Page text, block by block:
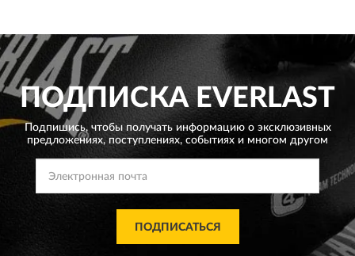
ПОДПИСКАEVERLAST
Подпишись, чтобы получать информацию о эксклюзивных
предложениях, поступлениях, событиях и многом другом
ПОДПИСАТЬСЯ